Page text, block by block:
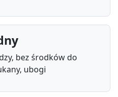
bez środków do
ubogi